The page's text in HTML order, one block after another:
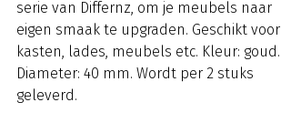
serie van Differnz, om je meubels naar
eigen smaak te upgraden. Geschikt voor
kasten, lades, meubels etc. Kleur: goud.
Diameter: 40 mm. Wordt per 2 stuks
geleverd.